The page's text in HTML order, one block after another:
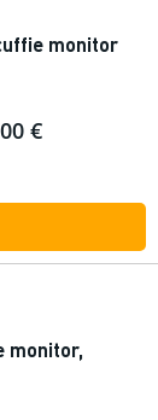
monitor
€
monitor,